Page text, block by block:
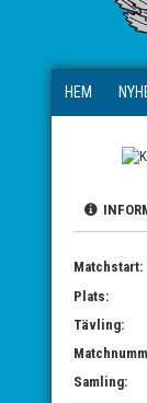
HEM
Matchstart:
Plats:
Tävling:
Samling: